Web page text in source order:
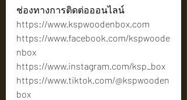
ช่องทางการติดต่อออนไลน์
https://www.kspwoodenbox.com
https://www.facebook.com/kspwoode
nbox
https://www.instagram.com/ksp_box
https://www.tiktok.com/@kspwooden
box